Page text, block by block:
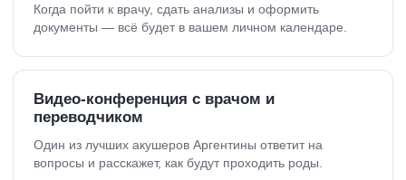
Когда пойти к врачу, сдать анализы и оформить
документы — всё будет в вашем личном календаре.
Видео-конференция с врачом и
переводчиком
Один из лучших акушеров Аргентины ответит на
вопросы и расскажет, как будут проходить роды.